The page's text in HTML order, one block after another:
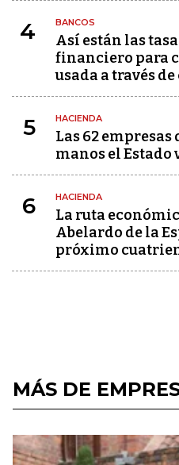
4 BANCOS
Así están las
financiero para
usada a través
5 HACIENDA
Las 62 empresas
manos el Estado
6 HACIENDA
La ruta
Abelardo de la
próximo
MÁS DE